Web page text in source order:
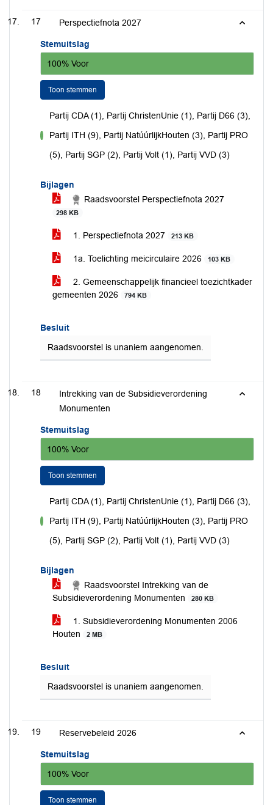
17 Perspectiefnota 2027
Stemuitslag
100% Voor
Toon stemmen
Partij CDA (1), Partij ChristenUnie (1), Partij D66 (3),
Partij ITH (9), Partij NatúúrlijkHouten (3), Partij PRO
(5), Partij SGP (2), Partij Volt (1), Partij VVD (3)
Bijlagen
Raadsvoorstel Perspectiefnota 2027
298 KB
1. Perspectiefnota 2027 213 KB
1a. Toelichting meicirculaire 2026 103 KB
2. Gemeenschappelijk financieel toezichtkader
gemeenten 2026
794 KB
Besluit
Raadsvoorstel is unaniem aangenomen.
18
Intrekking van de Subsidieverordening
Monumenten
Stemuitslag
100% Voor
Toon stemmen
Partij CDA (1), Partij ChristenUnie (1), Partij D66 (3),
Partij ITH (9), Partij NatúúrlijkHouten (3), Partij PRO
(5), Partij SGP (2), Partij Volt (1), Partij VVD (3)
Bijlagen
Raadsvoorstel Intrekking van de
Subsidieverordening Monumenten
280 KB
1. Subsidieverordening Monumenten 2006
Houten
2 MB
Besluit
Raadsvoorstel is unaniem aangenomen.
19 Reservebeleid 2026
Stemuitslag
100% Voor
Toon stemmen